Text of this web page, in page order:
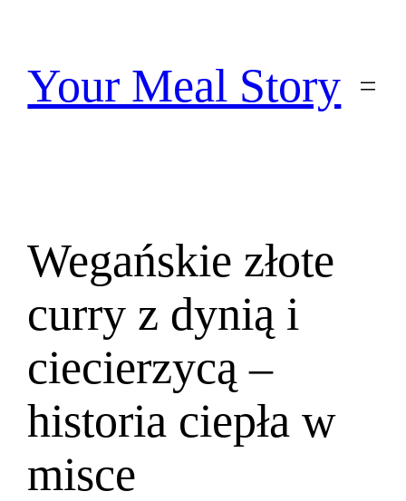
treściYour Meal Story
Wegańskie złote
curry z dynią i
ciecierzycą –
historia ciepła w
misce